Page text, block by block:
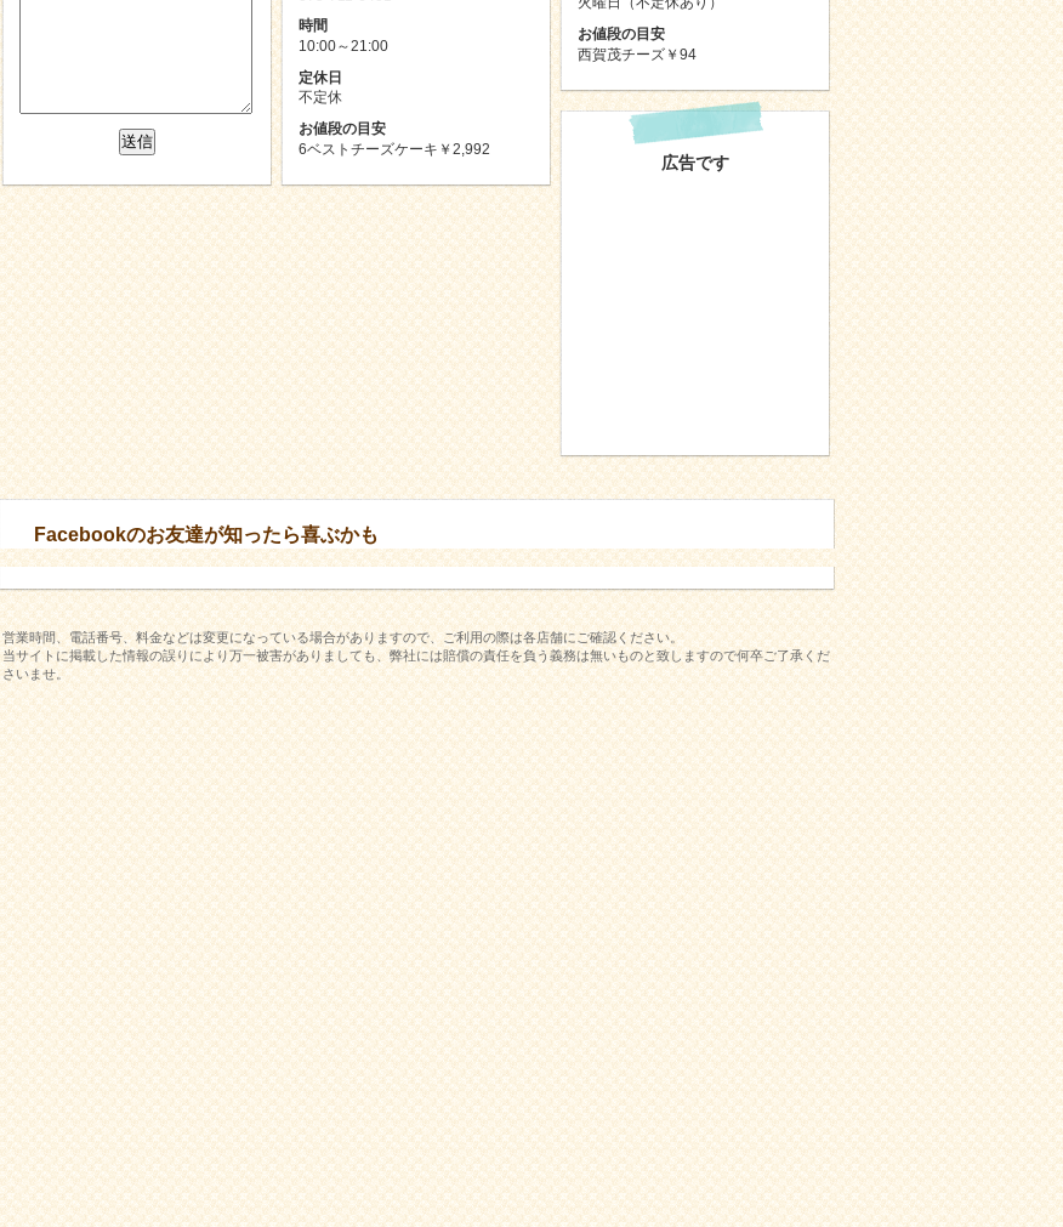
お値段の目安
西賀茂チーズ￥94
時間
10:00～21:00
定休日
不定休
お値段の目安
6ベストチーズケーキ￥2,992
広告です
Facebookのお友達が知ったら喜ぶかも
営業時間、電話番号、料金などは変更になっている場合がありますので、ご利用の際は各店舗にご確認ください。
当サイトに掲載した情報の誤りにより万一被害がありましても、弊社には賠償の責任を負う義務は無いものと致しますので何卒ご了承くだ
さいませ。